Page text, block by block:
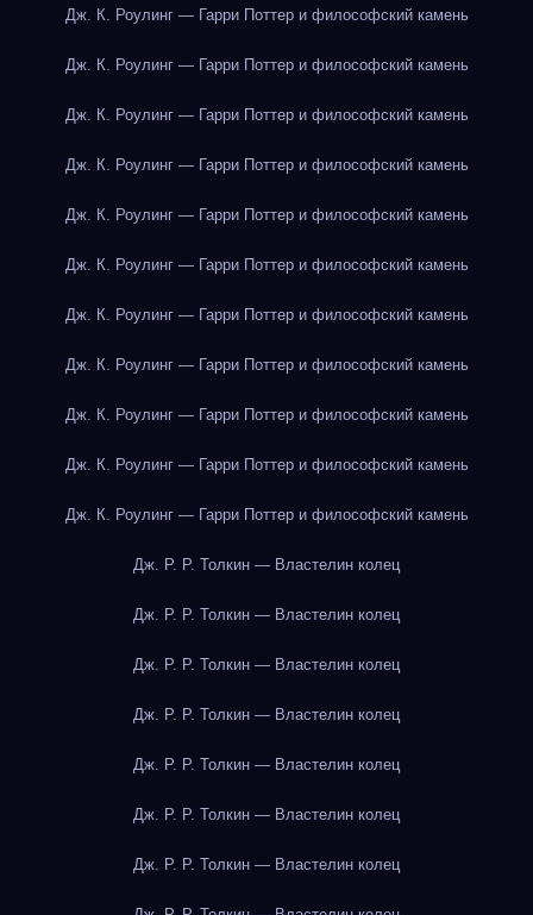
Дж. К. Роулинг — Гарри Поттер и философский камень
Дж. К. Роулинг — Гарри Поттер и философский камень
Дж. К. Роулинг — Гарри Поттер и философский камень
Дж. К. Роулинг — Гарри Поттер и философский камень
Дж. К. Роулинг — Гарри Поттер и философский камень
Дж. К. Роулинг — Гарри Поттер и философский камень
Дж. К. Роулинг — Гарри Поттер и философский камень
Дж. К. Роулинг — Гарри Поттер и философский камень
Дж. К. Роулинг — Гарри Поттер и философский камень
Дж. К. Роулинг — Гарри Поттер и философский камень
Дж. К. Роулинг — Гарри Поттер и философский камень
Дж. Р. Р. Толкин — Властелин колец
Дж. Р. Р. Толкин — Властелин колец
Дж. Р. Р. Толкин — Властелин колец
Дж. Р. Р. Толкин — Властелин колец
Дж. Р. Р. Толкин — Властелин колец
Дж. Р. Р. Толкин — Властелин колец
Дж. Р. Р. Толкин — Властелин колец